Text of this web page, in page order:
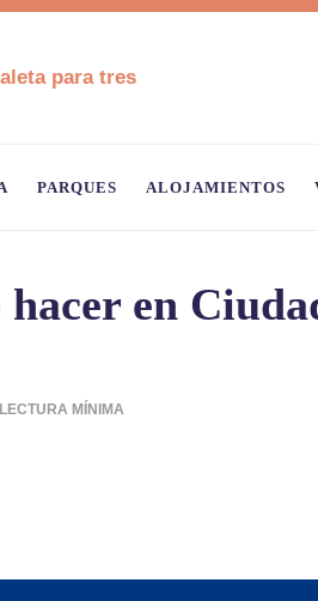
PARQUES ALOJAMIENTOS
en
LECTURA MÍNIMA